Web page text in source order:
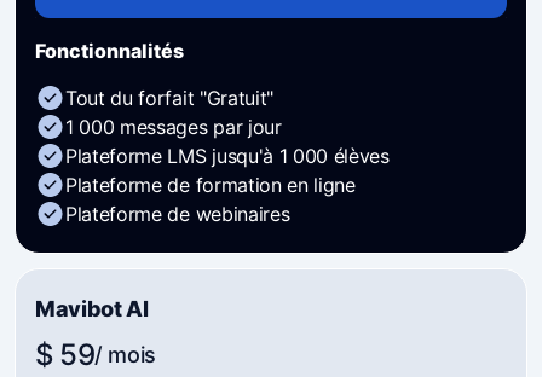
Fonctionnalités
Tout du forfait "Gratuit"
1 000 messages par jour
Plateforme LMS jusqu'à 1 000 élèves
Plateforme de formation en ligne
Plateforme de webinaires
Mavibot AI
$ 59/ mois